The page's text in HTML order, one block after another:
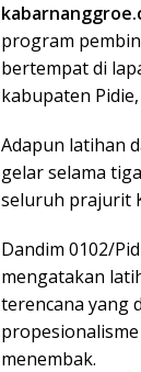
program
bertempat di
kabupaten
Adapun latihan
gelar selama
seluruh prajurit
Dandim 0102/
mengatakan
terencana yang
menembak.